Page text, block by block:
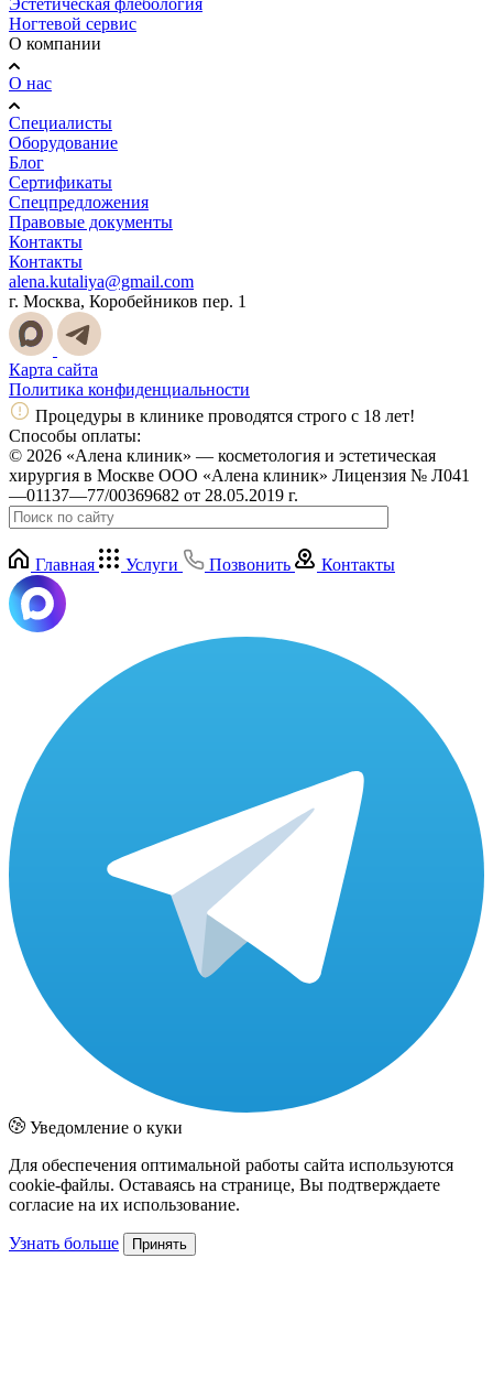
Эстетическая флебология
Ногтевой сервис
О компании
О нас
Специалисты
Оборудование
Блог
Сертификаты
Спецпредложения
Правовые документы
Контакты
Контакты
alena.kutaliya@gmail.com
г. Москва, Коробейников пер. 1
Карта сайта
Политика конфиденциальности
Процедуры в клинике проводятся строго с 18 лет!
Способы оплаты:
© 2026 «Алена клиник» — косметология и эстетическая
хирургия в Москве ООО «Алена клиник» Лицензия № Л041
—01137—77/00369682 от 28.05.2019 г.
Главная Услуги Позвонить Контакты
Уведомление о куки
Для обеспечения оптимальной работы сайта используются
cookie-файлы. Оставаясь на странице, Вы подтверждаете
согласие на их использование.
Узнать больше Принять